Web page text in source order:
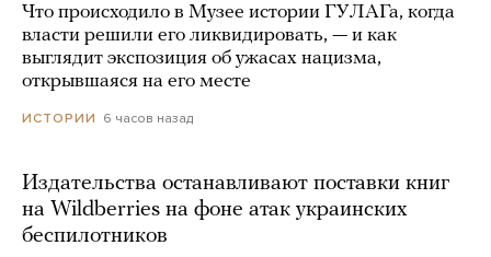
Что происходило в Музее истории ГУЛАГа, когда
власти решили его ликвидировать, — и как
выглядит экспозиция об ужасах нацизма,
открывшаяся на его месте
ИСТОРИИ 6 часов назад
Издательства останавливают поставки книг
на Wildberries на фоне атак украинских
беспилотников